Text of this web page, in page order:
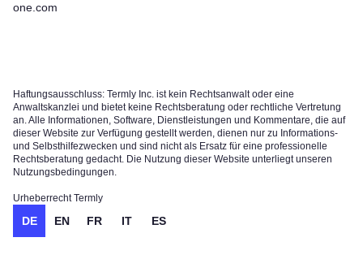
one.com
Haftungsausschluss: Termly Inc. ist kein Rechtsanwalt oder eine
Anwaltskanzlei und bietet keine Rechtsberatung oder rechtliche Vertretung
an. Alle Informationen, Software, Dienstleistungen und Kommentare, die auf
dieser Website zur Verfügung gestellt werden, dienen nur zu Informations-
und Selbsthilfezwecken und sind nicht als Ersatz für eine professionelle
Rechtsberatung gedacht. Die Nutzung dieser Website unterliegt unseren
Nutzungsbedingungen.
Urheberrecht Termly
DE EN FR IT ES